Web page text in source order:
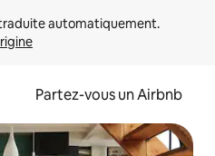
Partez-vous un Airbnb